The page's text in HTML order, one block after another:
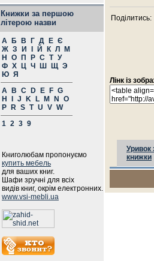
Книжки за першою
літерою назви
А Б В Г Д Е Є
Ж З И Й К Л
М
Н
О П Р С Т У
Ф Х Ц Ч Ш Щ Э
Ю Я
A
B C D E F G
H
J K L M N
O
P
R S T U V W
1 2 3 9
Книголюбам пропонуємо
купить мебель
для ваших книг.
Шафи зручні для всіх
видів книг, окрім електронних.
www.vsi-mebli.ua
Поділитись:
Лінк із
Уривок
книжки